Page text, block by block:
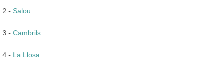
2.- Salou
3.- Cambrils
4.- La Llosa